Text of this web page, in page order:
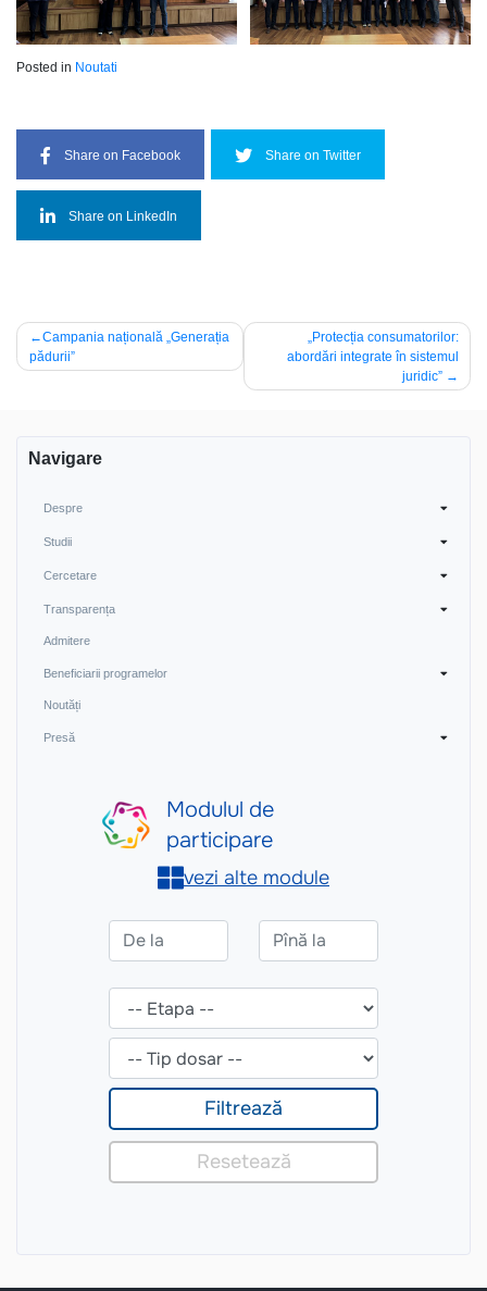
Posted in Noutati
Share on Facebook Share on Twitter
Share on LinkedIn
Navigare
în
Campania națională „Generația
pădurii”
„Protecția consumatorilor:
abordări integrate în sistemul
juridic”
Navigare
Despre
Studii
Cercetare
Transparența
Admitere
Beneficiarii programelor
Noutăți
Presă